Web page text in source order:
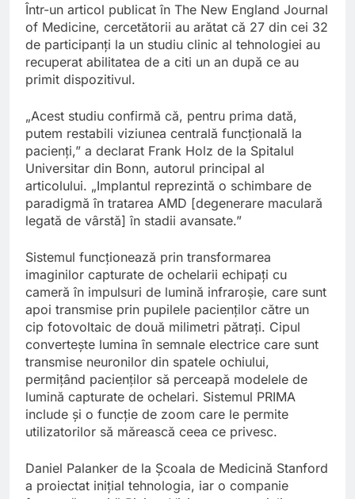
Într-un articol publicat în The New England Journal
of Medicine, cercetătorii au arătat că 27 din cei 32
de participanți la un studiu clinic al tehnologiei au
recuperat abilitatea de a citi un an după ce au
primit dispozitivul.
„Acest studiu confirmă că, pentru prima dată,
putem restabili viziunea centrală funcțională la
pacienți,” a declarat Frank Holz de la Spitalul
Universitar din Bonn, autorul principal al
articolului. „Implantul reprezintă o schimbare de
paradigmă în tratarea AMD [degenerare maculară
legată de vârstă] în stadii avansate.”
Sistemul funcționează prin transformarea
imaginilor capturate de ochelarii echipați cu
cameră în impulsuri de lumină infraroșie, care sunt
apoi transmise prin pupilele pacienților către un
cip fotovoltaic de două milimetri pătrați. Cipul
convertește lumina în semnale electrice care sunt
transmise neuronilor din spatele ochiului,
permițând pacienților să perceapă modelele de
lumină capturate de ochelari. Sistemul PRIMA
include și o funcție de zoom care le permite
utilizatorilor să mărească ceea ce privesc.
Daniel Palanker de la Școala de Medicină Stanford
a proiectat inițial tehnologia, iar o companie